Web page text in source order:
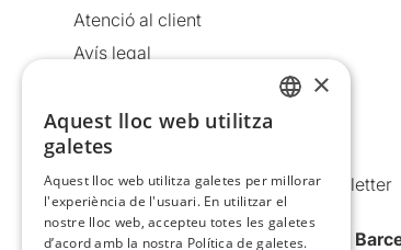
Atenció al client
Avís legal
Política de cookies
Condicions d’ús
Comunicacions comercials i Newsletter
Anuncia’t
Vull rebre la newsletter de Teatre
×
Aquest lloc web utilitza
galetes
Aquest lloc web utilitza galetes per millorar
l'experiència de l'usuari. En utilitzar el
nostre lloc web, accepteu totes les galetes
d’acord amb la nostra Política de galetes.